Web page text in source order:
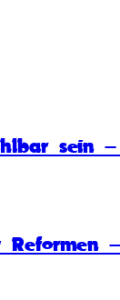
sein
Reformen